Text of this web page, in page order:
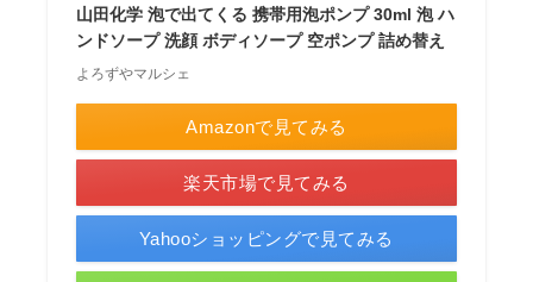
山田化学 泡で出てくる 携帯用泡ポンプ 30ml 泡 ハ
ンドソープ 洗顔 ボディソープ 空ポンプ 詰め替え
よろずやマルシェ
Amazonで見てみる
楽天市場で見てみる
Yahooショッピングで見てみる